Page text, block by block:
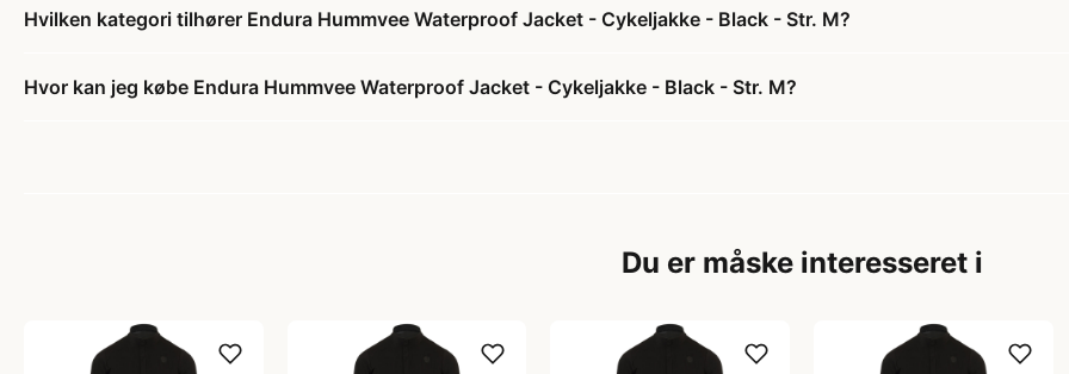
Hvilken kategori tilhører Endura Hummvee Waterproof Jacket - Cykeljakke - Black - Str. M?
Hvor kan jeg købe Endura Hummvee Waterproof Jacket - Cykeljakke - Black - Str. M?
Du er måske interesseret i